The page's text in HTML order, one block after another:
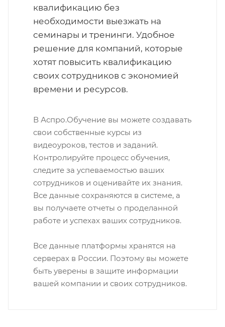
квалификацию без
необходимости выезжать на
семинары и тренинги. Удобное
решение для компаний, которые
хотят повысить квалификацию
своих сотрудников с экономией
времени и ресурсов.
В Аспро.Обучение вы можете создавать
свои собственные курсы из
видеоуроков, тестов и заданий.
Контролируйте процесс обучения,
следите за успеваемостью ваших
сотрудников и оценивайте их знания.
Все данные сохраняются в системе, а
вы получаете отчеты о проделанной
работе и успехах ваших сотрудников.
Все данные платформы хранятся на
серверах в России. Поэтому вы можете
быть уверены в защите информации
вашей компании и своих сотрудников.